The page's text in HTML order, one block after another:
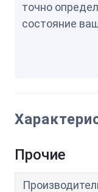
точно
состояние
Прочие